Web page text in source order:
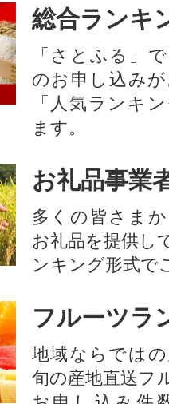
総合ランキ
「さとふる」
のお申し込み
「人気ランキ
ます。
お礼品事業
多くの皆さま
お礼品を提供し
ンキング形式で
フルーツラ
地域ならでは
旬の産地直送フ